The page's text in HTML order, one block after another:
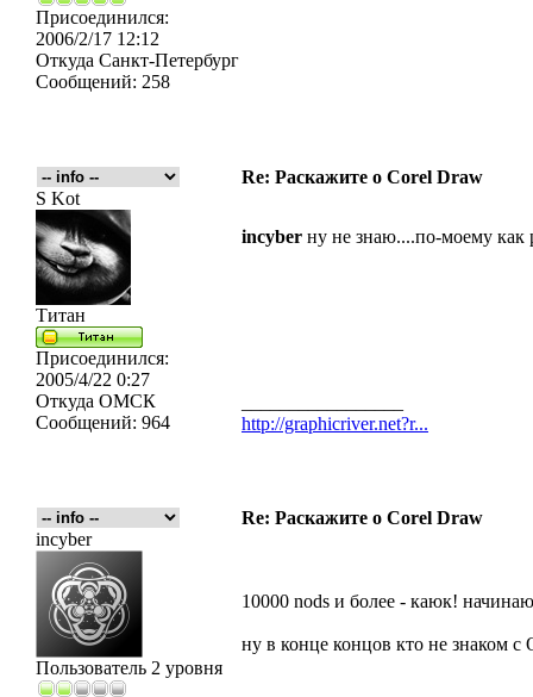
Присоединился:
2006/2/17 12:12
Откуда Санкт-Петербург
Сообщений: 258
Re: Раскажите о Corel Draw
S Kot
Титан
Присоединился:
2005/4/22 0:27
Откуда ОМСК
Сообщений: 964
incyber ну не знаю....по-моему как
http://graphicriver.net?r...
Re: Раскажите о Corel Draw
incyber
Пользователь 2 уровня
10000 nods и более - каюк!
ну в конце концов кто не знаком